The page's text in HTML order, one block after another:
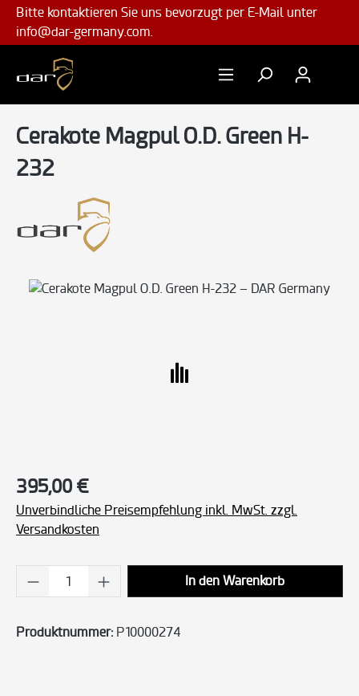
Zum Hauptinhalt springen
Bitte kontaktieren Sie uns bevorzugt per E-Mail unter
info@dar-germany.com.
Katalog
Cerakote Magpul O.D. Green H-
232
Bildergalerie überspringen
Regulärer Preis:
395,00 €
Unverbindliche Preisempfehlung inkl. MwSt. zzgl.
Versandkosten
Produkt Anzahl: Gib den gewünschten
In den Warenkorb
Produktnummer: P10000274